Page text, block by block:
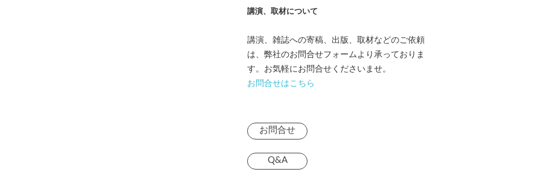
講演、取材について
講演、雑誌への寄稿、出版、取材などのご依頼
は、弊社のお問合せフォームより承っておりま
す。お気軽にお問合せくださいませ。
お問合せはこちら
お問合せ
Q&A